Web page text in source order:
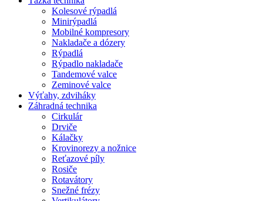
Kolesové rýpadlá
Minirýpadlá
Mobilné kompresory
Nakladače a dózery
Rýpadlá
Rýpadlo nakladače
Tandemové valce
Zeminové valce
Výťahy, zdviháky
Záhradná technika
Cirkulár
Drviče
Kálačky
Krovinorezy a nožnice
Reťazové píly
Rosiče
Rotavátory
Snežné frézy